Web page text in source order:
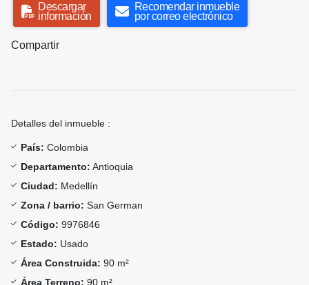
Descargar
información
Recomendar inmueble
por correo electrónico
Compartir
Detalles del inmueble :
País: Colombia
Departamento: Antioquia
Ciudad: Medellín
Zona / barrio: San German
Código: 9976846
Estado: Usado
Área Construida: 90 m²
Área Terreno: 90 m²